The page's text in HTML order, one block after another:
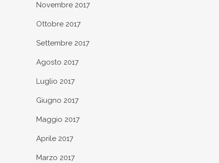
Novembre 2017
Ottobre 2017
Settembre 2017
Agosto 2017
Luglio 2017
Giugno 2017
Maggio 2017
Aprile 2017
Marzo 2017